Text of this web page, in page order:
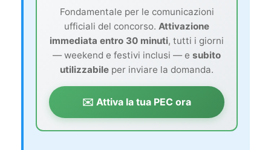
Fondamentale per le comunicazioni
ufficiali del concorso. Attivazione
immediata entro 30 minuti, tutti i giorni
— weekend e festivi inclusi — e subito
utilizzabile per inviare la domanda.
✉️ Attiva la tua PEC ora